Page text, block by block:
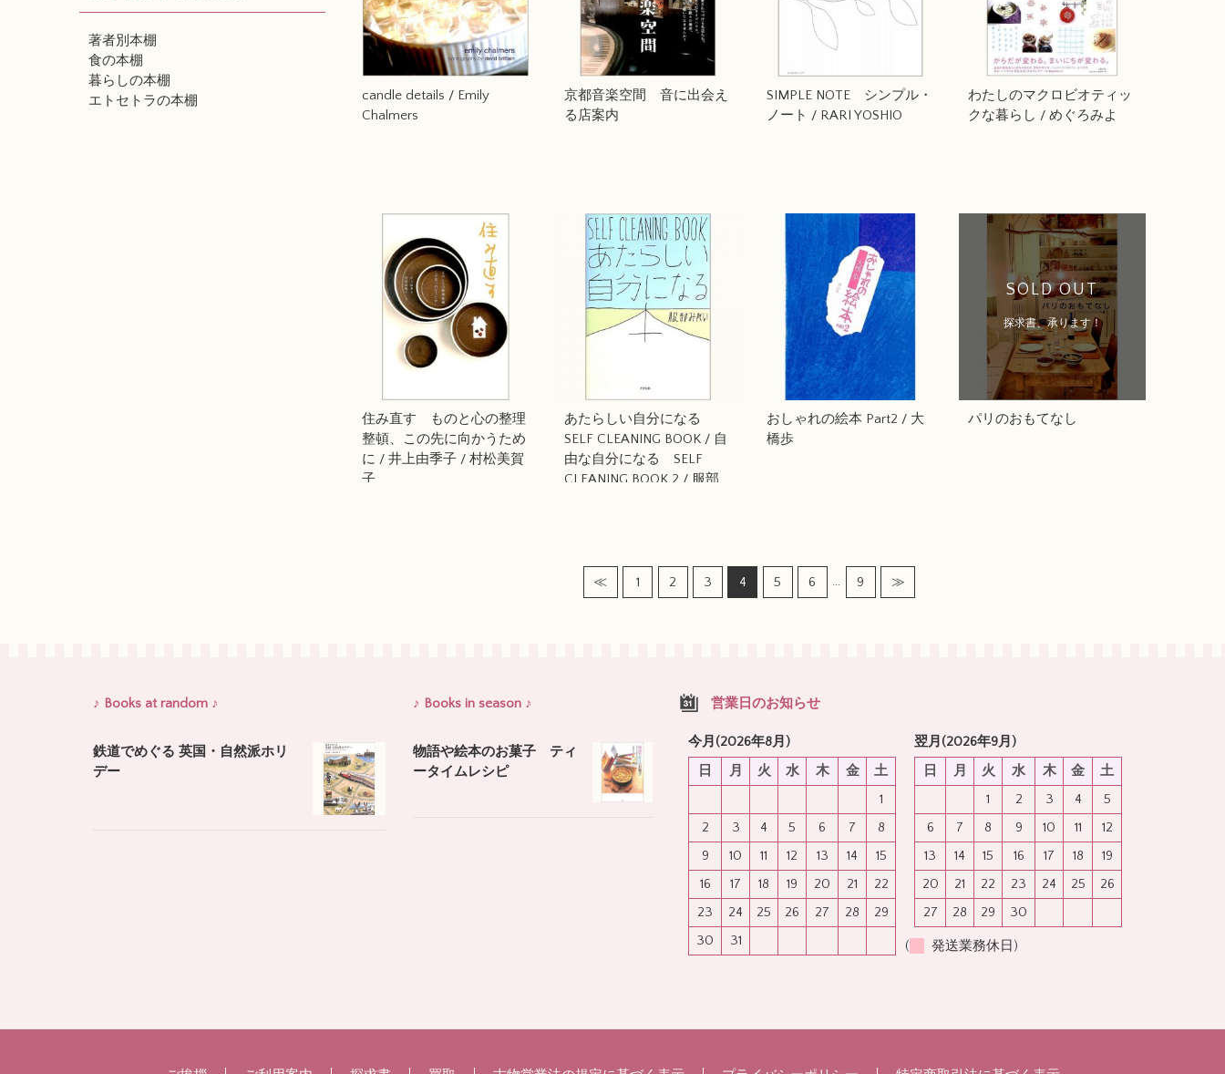
candle details / Emily
Chalmers
京都音楽空間 音に出会え
る店案内
SIMPLE NOTE シンプル・
ノート / RARI YOSHIO
わたしのマクロビオティッ
クな暮らし / めぐろみよ
住み直す ものと心の整理
整頓、この先に向かうため
に / 井上由季子 / 村松美賀
子
あたらしい自分になる
SELF CLEANING BOOK / 自
由な自分になる SELF
CLEANING BOOK 2 / 服部
おしゃれの絵本 Part2 / 大
橋歩
SOLD OUT
探求書、承ります！
パリのおもてなし
≪ 1 2 3 4 5 6 … 9 ≫
著者別本棚
食の本棚
暮らしの本棚
エトセトラの本棚
♪ Books at random ♪
鉄道でめぐる 英国・自然派ホリ
デー
♪ Books in season ♪
物語や絵本のお菓子 ティ
ータイムレシピ
営業日のお知らせ
今月(2026年8月)
日
月 火 水 木 金
土
1
2
3 4 5 6 7
8
9
10 11 12 13 14
15
16
17 18 19 20 21
22
23
24 25 26 27 28
29
30
31
翌月(2026年9月)
日
月 火 水 木 金
土
1
2 3 4
5
6
7 8 9 10 11
12
13
14 15 16 17 18
19
20
21 22 23 24 25
26
27
28 29 30
( 発送業務休日)